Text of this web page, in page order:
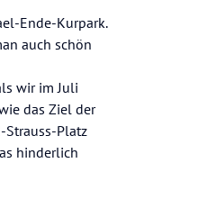
Ende-Kurpark.
auch schön
wir im Juli
das Ziel der
Strauss-Platz
hinderlich